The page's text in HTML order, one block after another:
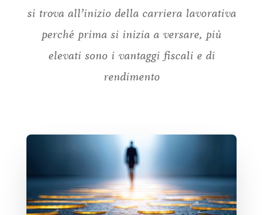
si trova all’inizio della carriera lavorativa
perché prima si inizia a versare, più
elevati sono i vantaggi fiscali e di
rendimento